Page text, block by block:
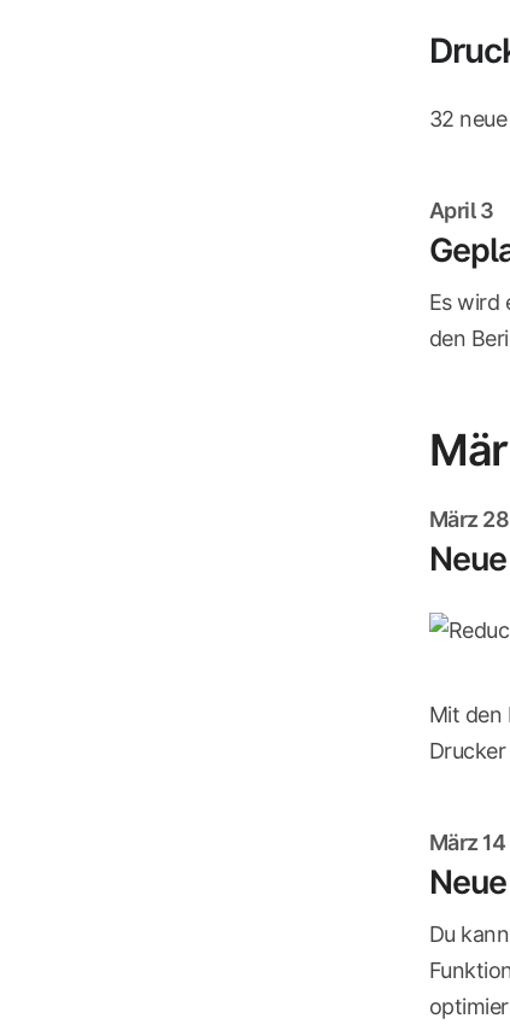
32
April 3
Es wird
den
März 28
Mit den
März 14
Du